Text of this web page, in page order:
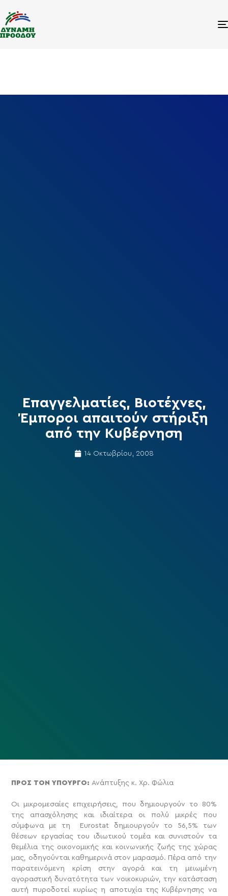
Επαγγελματίες, Βιοτέχνες,
Έμποροι απαιτούν στήριξη
από την Κυβέρνηση
14 Οκτωβρίου, 2008
ΠΡΟΣ ΤΟΝ ΥΠΟΥΡΓΟ: Ανάπτυξης κ. Χρ. Φώλια
Οι μικρομεσαίες επιχειρήσεις, που δημιουργούν το 80%
της απασχόλησης και ιδιαίτερα οι πολύ μικρές που
σύμφωνα με τη Eurostat δημιουργούν το 56,5% των
θέσεων εργασίας του ιδιωτικού τομέα και συνιστούν τα
θεμέλια της οικονομικής και κοινωνικής ζωής της χώρας
μας, οδηγούνται καθημερινά στον μαρασμό. Πέρα από την
παρατεινόμενη κρίση στην αγορά και τη μειωμένη
αγοραστική δυνατότητα των νοικοκυριών, την κατάσταση
αυτή πυροδοτεί κυρίως η αποτυχία της Κυβέρνησης να